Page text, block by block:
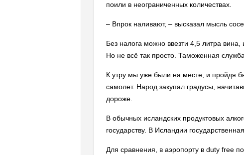
поили в неограниченных количествах.
– Впрок наливают, – высказал мысль
Без налога можно ввезти 4,5 литра вина,
Но не всё так просто. Таможенная
К утру мы уже были на месте, и пройдя
самолет. Народ закупал градусы,
дороже.
В обычных исландских продуктовых
государству. В Исландии
Для сравнения, в аэропорту в duty free